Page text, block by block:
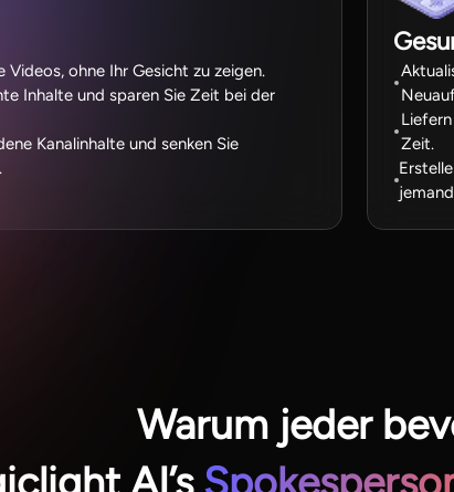
ohne Ihr Gesicht zu zeigen.
Inhalte und sparen Sie Zeit bei der
Kanalinhalte und senken Sie
Zeit.
Warum jeder
AI’s